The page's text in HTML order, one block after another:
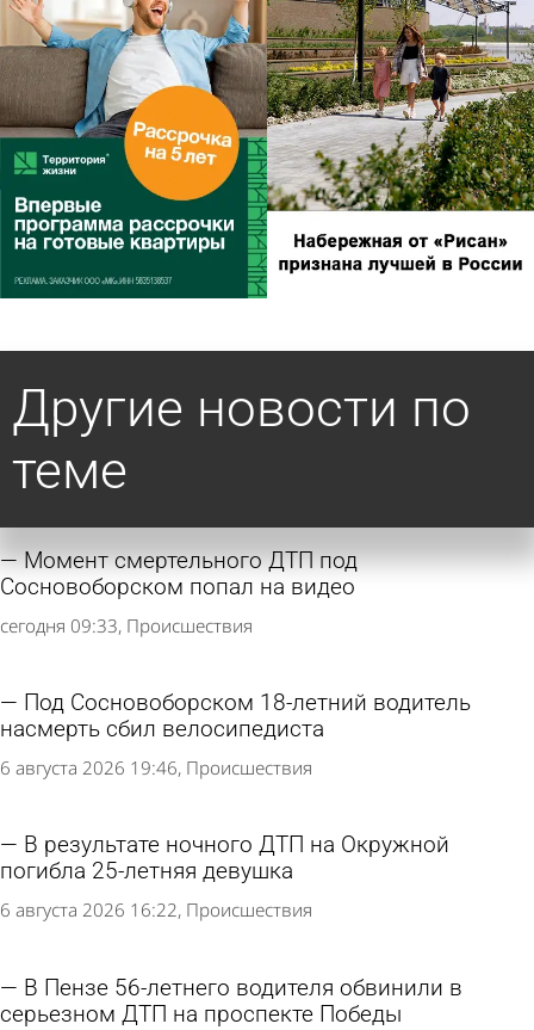
Другие новости по
теме
Момент смертельного ДТП под
Сосновоборском попал на видео
сегодня 09:33 Происшествия
Под Сосновоборском 18-летний водитель
насмерть сбил велосипедиста
6 августа 2026 19:46 Происшествия
В результате ночного ДТП на Окружной
погибла 25-летняя девушка
6 августа 2026 16:22 Происшествия
В Пензе 56-летнего водителя обвинили в
серьезном ДТП на проспекте Победы